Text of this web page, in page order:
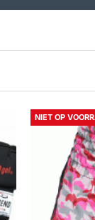
NIET OP